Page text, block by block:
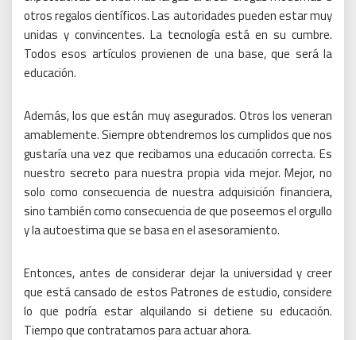
otros regalos científicos.Las autoridades pueden estar muy
unidas y convincentes. La tecnología está en su cumbre.
Todos esos artículos provienen de una base, que será la
educación.
Además, los que están muy asegurados. Otros los veneran
amablemente. Siempre obtendremos los cumplidos que nos
gustaría una vez que recibamos una educación correcta. Es
nuestro secreto para nuestra propia vida mejor.Mejor, no
solo como consecuencia de nuestra adquisición financiera,
sino también como consecuencia de que poseemos el orgullo
y la autoestima que se basa en el asesoramiento.
Entonces, antes de considerar dejar la universidad y creer
que está cansado de estos Patrones de estudio, considere
lo que podría estar alquilando si detiene su educación.
Tiempo que contratamos para actuar ahora.